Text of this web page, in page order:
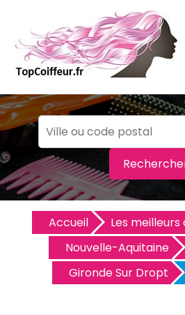
Accueil
Les
Nouvelle-Aquitaine
Gironde Sur Dropt